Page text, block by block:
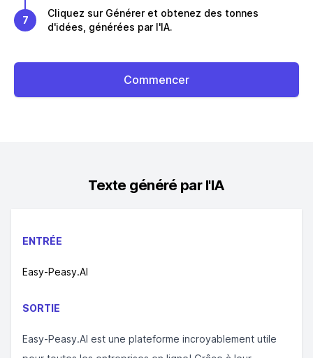
7
Cliquez sur Générer et obtenez des tonnes
d'idées, générées par l'IA.
Commencer
Texte généré par l'IA
ENTRÉE
Easy-Peasy.AI
SORTIE
Easy-Peasy.AI est une plateforme incroyablement utile